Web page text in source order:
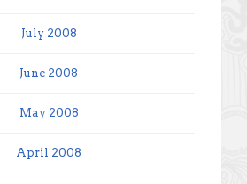
July 2008
June 2008
May 2008
April 2008